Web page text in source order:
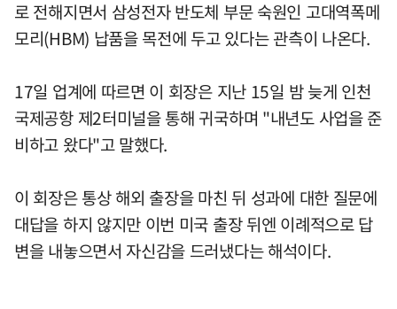
로 전해지면서 삼성전자 반도체 부문 숙원인 고대역폭메
모리(HBM) 납품을 목전에 두고 있다는 관측이 나온다.
17일 업계에 따르면 이 회장은 지난 15일 밤 늦게 인천
국제공항 제2터미널을 통해 귀국하며 "내년도 사업을 준
비하고 왔다"고 말했다.
이 회장은 통상 해외 출장을 마친 뒤 성과에 대한 질문에
대답을 하지 않지만 이번 미국 출장 뒤엔 이례적으로 답
변을 내놓으면서 자신감을 드러냈다는 해석이다.